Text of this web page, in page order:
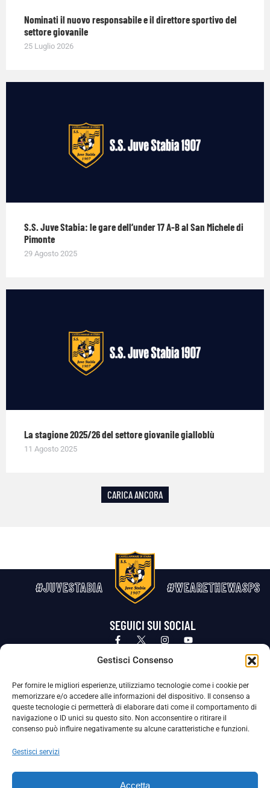
Gestisci Consenso
Per fornire le migliori esperienze, utilizziamo tecnologie come i cookie per
memorizzare e/o accedere alle informazioni del dispositivo. Il consenso a
queste tecnologie ci permetterà di elaborare dati come il comportamento di
navigazione o ID unici su questo sito. Non acconsentire o ritirare il
consenso può influire negativamente su alcune caratteristiche e funzioni.
Gestisci servizi
Accetta
Nominati il nuovo responsabile e il direttore sportivo del
settore giovanile
25 Luglio 2026
S.S. Juve Stabia: le gare dell’under 17 A-B al San Michele di
Pimonte
29 Agosto 2025
La stagione 2025/26 del settore giovanile gialloblù
11 Agosto 2025
CARICA ANCORA
#JUVESTABIA #WEARETHEWASPS
SEGUICI SUI SOCIAL
Privacy Policy Cookie Policy
La Società ha nominato il Responsabile della Protezione dei Dati Personali (DPO), figura specializzata che vigila sulle modalità
adottate dalla nostra Società per tutelare i Suoi dati personali.
Per contattare il DPO può scrivere a